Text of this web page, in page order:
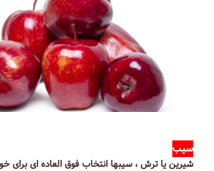
سیب
شیرین یا ترش ، سیبها انتخاب فوق العاده ای برای